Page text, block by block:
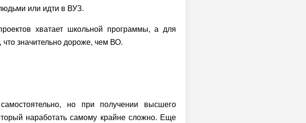
или идти в ВУЗ.
хватает школьной программы, а для
значительно дороже, чем ВО.
но при получении высшего
наработать самому крайне сложно. Еще